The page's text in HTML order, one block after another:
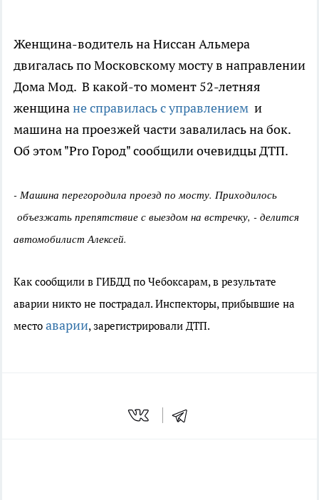
Женщина-водитель на Ниссан Альмера
двигалась по Московскому мосту в направлении
Дома Мод. В какой-то момент 52-летняя
женщинане справилась с управлением и
машина на проезжей части завалилась на бок.
Об этом "Pro Город" сообщили очевидцы ДТП.
- Машина перегородила проезд по мосту. Приходилось
объезжать препятствие с выездом на встречку, - делится
автомобилист Алексей.
Как сообщили в ГИБДД по Чебоксарам, в результате
аварии никто не пострадал. Инспекторы, прибывшие на
место аварии, зарегистрировали ДТП.